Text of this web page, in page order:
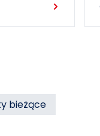
z
sp. z
sprzedaży
bieżące